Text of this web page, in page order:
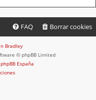
Borrar cookies
FAQ
Bradley
© phpBB Limited
phpBB España